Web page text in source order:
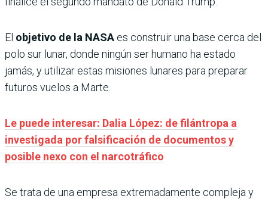
El objetivo de la NASA es construir una base cerca del
polo sur lunar, donde ningún ser humano ha estado
jamás, y utilizar estas misiones lunares para preparar
futuros vuelos a Marte.
Le puede interesar: Dalia López: de filántropa a
investigada por falsificación de documentos y
posible nexo con el narcotráfico
Se trata de una empresa extremadamente compleja y